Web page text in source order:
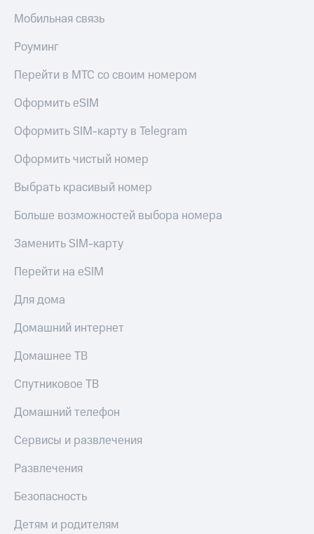
Мобильная связь
Роуминг
Перейти в МТС со своим номером
Оформить eSIM
Оформить SIM-карту в Telegram
Оформить чистый номер
Выбрать красивый номер
Больше возможностей выбора номера
Заменить SIM-карту
Перейти на eSIM
Для дома
Домашний интернет
Домашнее ТВ
Спутниковое ТВ
Домашний телефон
Сервисы и развлечения
Развлечения
Безопасность
Детям и родителям